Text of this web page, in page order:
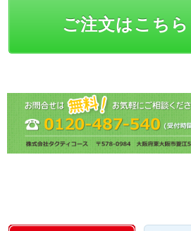
ご注文はこちら